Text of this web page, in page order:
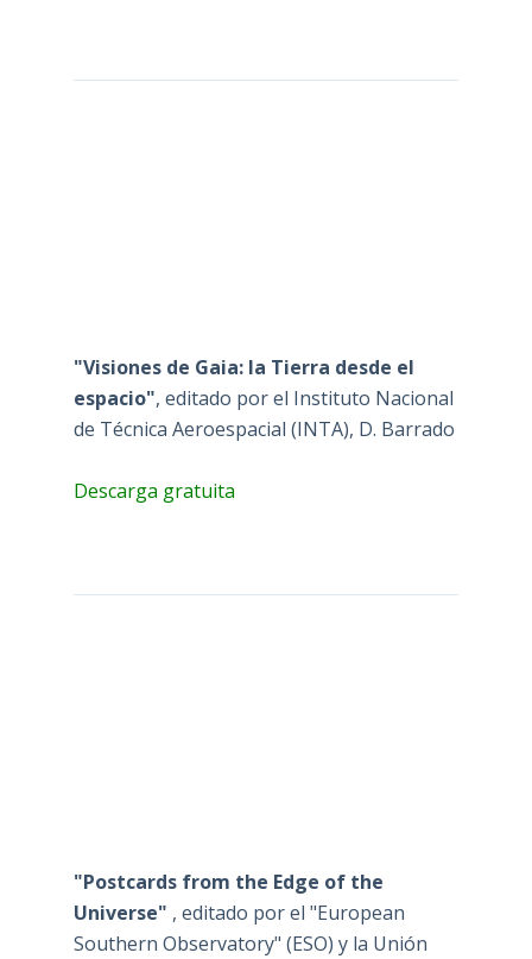
"Visiones de Gaia: la Tierra desde el
espacio", editado por el Instituto Nacional
de Técnica Aeroespacial (INTA), D. Barrado
Descarga gratuita
"Postcards from the Edge of the
Universe" , editado por el "European
Southern Observatory" (ESO) y la Unión